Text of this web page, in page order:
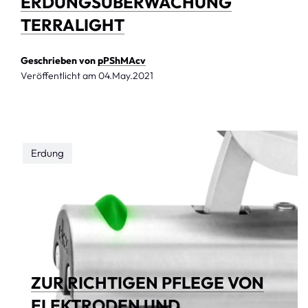
TERRALIGHT
Geschrieben vonpPShMAcv
Veröffentlicht am 04.May.2021
Erdung
ZUR RICHTIGEN PFLEGE VON